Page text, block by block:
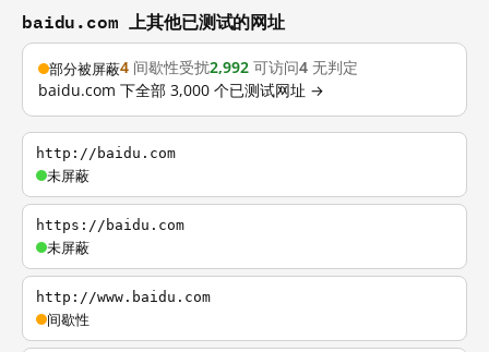
baidu.com 上其他已测试的网址
部分被屏蔽4 间歇性受扰2,992 可访问4 无判定
baidu.com 下全部 3,000 个已测试网址 →
http://baidu.com
未屏蔽
https://baidu.com
未屏蔽
http://www.baidu.com
间歇性